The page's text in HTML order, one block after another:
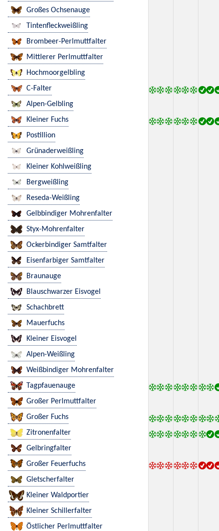
Großes Ochsenauge
Tintenfleckweißling
Brombeer-Perlmuttfalter
Mittlerer Perlmuttfalter
Hochmoorgelbling
C-Falter
Alpen-Gelbling
Kleiner Fuchs
Postillion
Grünaderweißling
Kleiner Kohlweißling
Bergweißling
Reseda-Weißling
Gelbbindiger Mohrenfalter
Styx-Mohrenfalter
Ockerbindiger Samtfalter
Eisenfarbiger Samtfalter
Braunauge
Blauschwarzer Eisvogel
Schachbrett
Mauerfuchs
Kleiner Eisvogel
Alpen-Weißling
Weißbindiger Mohrenfalter
Tagpfauenauge
Großer Perlmuttfalter
Großer Fuchs
Zitronenfalter
Gelbringfalter
Großer Feuerfuchs
Gletscherfalter
Kleiner Waldportier
Kleiner Schillerfalter
Östlicher Perlmuttfalter